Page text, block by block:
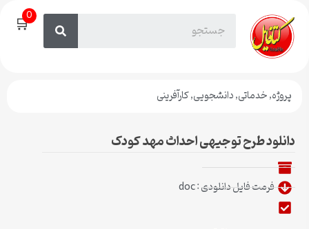
🛒0
پروژه,خدماتی,دانشجویی,کارآفرینی
دانلود طرح توجیهی احداث مهد کودک
فرمت فایل دانلودی : doc